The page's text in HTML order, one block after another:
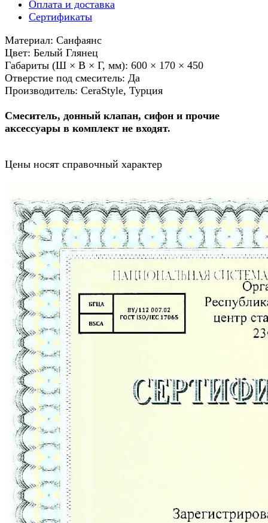
Оплата и доставка
Сертификаты
Материал: Санфаянс
Цвет: Белый Глянец
Габариты (Ш × В × Г, мм): 600 × 170 × 450
Отверстие под смеситель: Да
Производитель: CeraStyle, Турция
Смеситель, донный клапан, сифон и прочие
аксессуары в комплект не входят.
Цены носят справочный характер